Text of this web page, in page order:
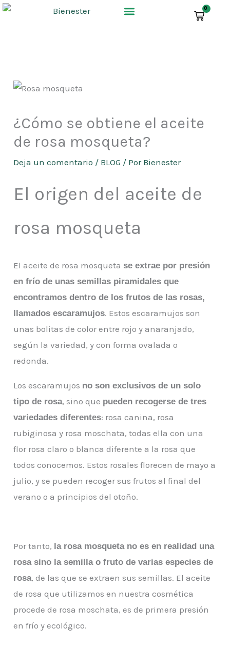
Ir
0
¿Cómo se obtiene el aceite
de rosa mosqueta?
Deja un comentario / BLOG / Por Bienester
El origen del aceite de
rosa mosqueta
El aceite de rosa mosquetase extrae por presión
en frío de unas semillas piramidales que
encontramos dentro de los frutos de las rosas,
llamados escaramujos. Estos escaramujos son
unas bolitas de color entre rojo y anaranjado,
según la variedad, y con forma ovalada o
redonda.
Los escaramujos no son exclusivos de un solo
tipo de rosa, sino que pueden recogerse de tres
variedades diferentes: rosa canina, rosa
rubiginosa y rosa moschata, todas ella con una
flor rosa claro o blanca diferente a la rosa que
todos conocemos. Estos rosales florecen de mayo a
julio, y se pueden recoger sus frutos al final del
verano o a principios del otoño.
Por tanto, la rosa mosqueta no es en realidad una
rosa sino la semilla o fruto de varias especies de
rosa, de las que se extraen sus semillas. El aceite
de rosa que utilizamos en nuestra cosmética
procede de rosa moschata, es de primera presión
en frío y ecológico.